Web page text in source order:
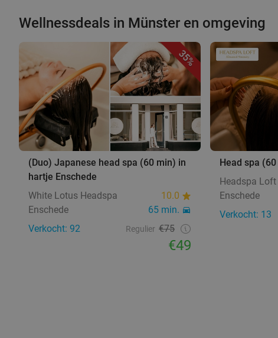
Wellnessdeals in Münster en omgeving
35%
(Duo) Japanese head spa (60 min) in
hartje Enschede
White Lotus Headspa
10.0
Enschede
65 min.
Verkocht: 92
Regulier €75
€49
Head spa
Headspa Loft
Enschede
Verkocht: 13